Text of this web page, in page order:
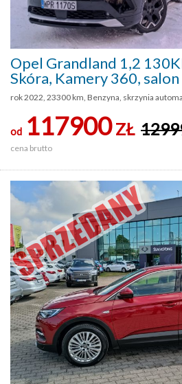
Opel Grandland 1,2
Skóra, Kamery 360,
rok 2022, 23300 km, Benzyna, skrzynia
od 117900ZŁ
cena brutto